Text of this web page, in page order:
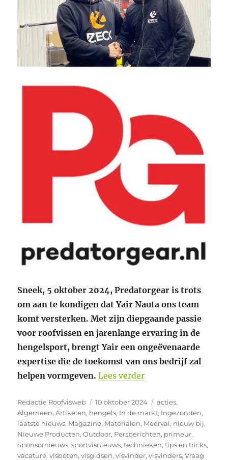
Sneek, 5 oktober 2024, Predatorgear is trots
om aan te kondigen dat Yair Nauta ons team
komt versterken. Met zijn diepgaande passie
voor roofvissen en jarenlange ervaring in de
hengelsport, brengt Yair een ongeëvenaarde
expertise die de toekomst van ons bedrijf zal
helpen vormgeven. Lees verder“Yair Nauta
Auteur
Redactie Roofvisweb
Geplaatst
op
10 oktober 2024 Categorieën
acties,
Algemeen,Artikelen, hengels, In de markt, Ingezonden,
laatste nieuws, Magazine, Materialen, Meerval, nieuw bij,
Nieuwe Producten,Outdoor, Persberichten, primeur,
Sponsornieuws,sportvisnieuws,technieken,tips en tricks,
vacature,visboten,visgidsen,visvinder,visvinders,Vraag